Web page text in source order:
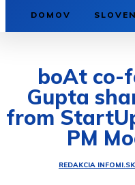
DOMOV
boAt co-
Gupta
from
PM
REDAKCIA INFOMI.SK